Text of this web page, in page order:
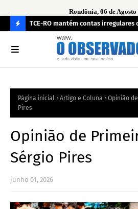
Rondônia, 06 de Agosto
O
R
TCE-RO mantém contas irregulares
multa e caso pode gerar
Página inicial Artigo e Coluna
Opinião
Pires
Opinião de
Sérgio Pires
junho 01, 2026